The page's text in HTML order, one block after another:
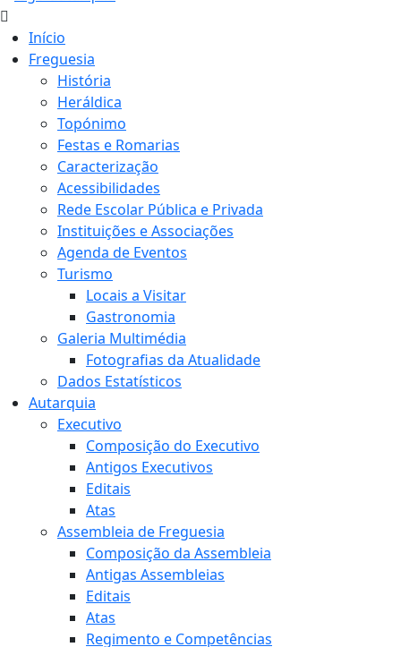
Início
Freguesia
História
Heráldica
Topónimo
Festas e Romarias
Caracterização
Acessibilidades
Rede Escolar Pública e Privada
Instituições e Associações
Agenda de Eventos
Turismo
Locais a Visitar
Gastronomia
Galeria Multimédia
Fotografias da Atualidade
Dados Estatísticos
Autarquia
Executivo
Composição do Executivo
Antigos Executivos
Editais
Atas
Assembleia de Freguesia
Composição da Assembleia
Antigas Assembleias
Editais
Atas
Regimento e Competências